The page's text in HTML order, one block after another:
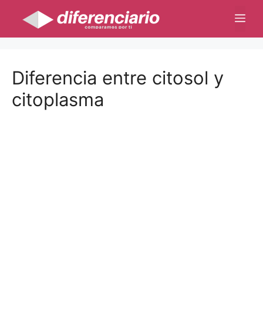
contenido
Diferencia entre citosol y
citoplasma